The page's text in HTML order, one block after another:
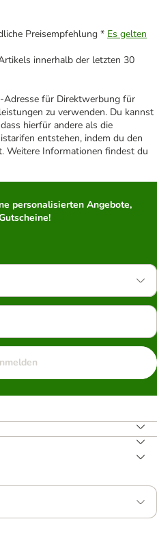
Preisempfehlung * Es gelten
innerhalb der letzten 30
Adresse für Direktwerbung für
zu verwenden. Du kannst
hierfür andere als die
entstehen, indem du den
Weitere Informationen findest du
personalisierten Angebote,